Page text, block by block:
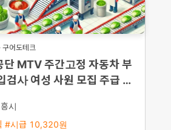
구어도테크
단 MTV 주간고정 자동차 부
검사 여성 사원 모집 주급 가
시
#시급 10,320원